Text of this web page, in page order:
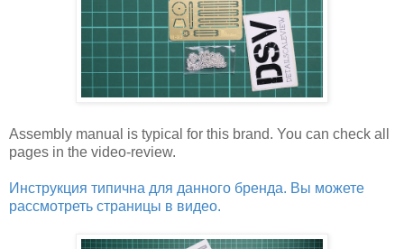
Assembly manual is typical for this brand. You can check all
pages in the video-review.
Инструкция типична для данного бренда. Вы можете
рассмотреть страницы в видео.